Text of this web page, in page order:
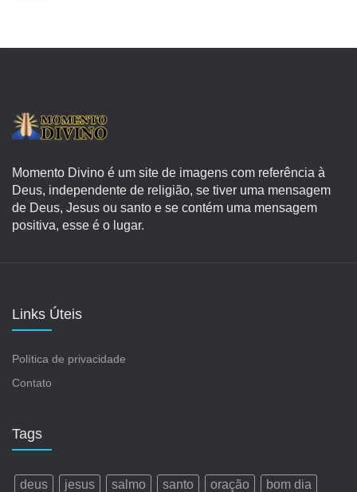
Momento Divino é um site de imagens com referência à
Deus, independente de religião, se tiver uma mensagem
de Deus, Jesus ou santo e se contém uma mensagem
positiva, esse é o lugar.
Links Úteis
Política de privacidade
Contato
Tags
deus jesus salmo santo oração
bom dia